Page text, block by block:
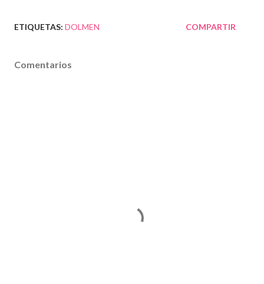
ETIQUETAS: DOLMEN COMPARTIR
Comentarios